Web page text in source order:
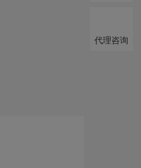
代理咨询